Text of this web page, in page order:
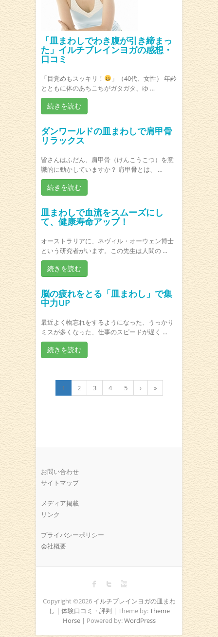
「皿まわしでわき腹が引き締まっ
た」イルチブレインヨガの感想・
口コミ
「目覚めもスッキリ！
」（40代、女性） 年齢
とともに体のあちこちがガタガタ、ゆ …
続きを読む
ダンワールドの皿まわしで肩甲骨
リラックス
皆さんはふだん、肩甲骨（けんこうこつ）を意
識的に動かしていますか？ 肩甲骨とは、 …
続きを読む
皿まわしで血流をスムーズにし
て、健康寿命アップ！
オーストラリアに、ネヴィル・オーウェン博士
という研究者がいます。この先生は人間の …
続きを読む
脳の疲れをとる「皿まわし」で集
中力UP
最近よく物忘れをするようになった、うっかり
ミスが多くなった、仕事のスピードが遅く …
続きを読む
1 2 3 4 5 › »
お問い合わせ
サイトマップ
メディア掲載
リンク
プライバシーポリシー
会社概要
Copyright ©2026 イルチブレインヨガの皿まわ
し | 体験口コミ・評判 | Theme by:Theme
Horse| Powered by:WordPress